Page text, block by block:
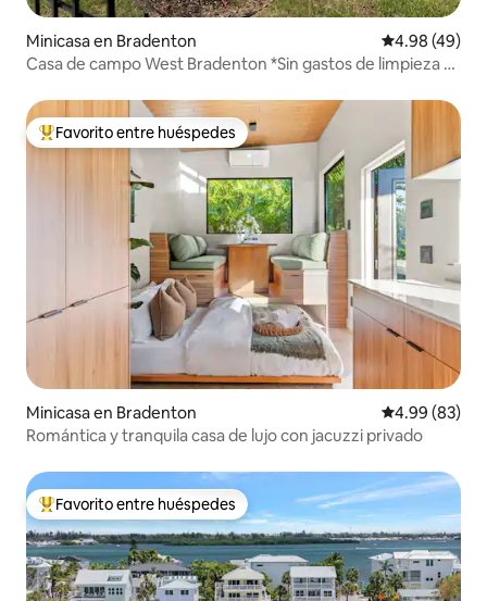
Minicasa en Bradenton Calificación
4.98 (49)
Casa de campo West Bradenton *Sin gastos de limpieza ni
Favorito entre huéspedes preferido
Favorito entre huéspedes
Minicasa en Bradenton Calificación
4.99 (83)
Romántica y tranquila casa de lujo con jacuzzi privado
Favorito entre huéspedes preferido
Favorito entre huéspedes